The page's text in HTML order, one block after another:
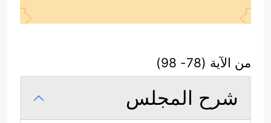
من الآية (78- 98)
شرح المجلس